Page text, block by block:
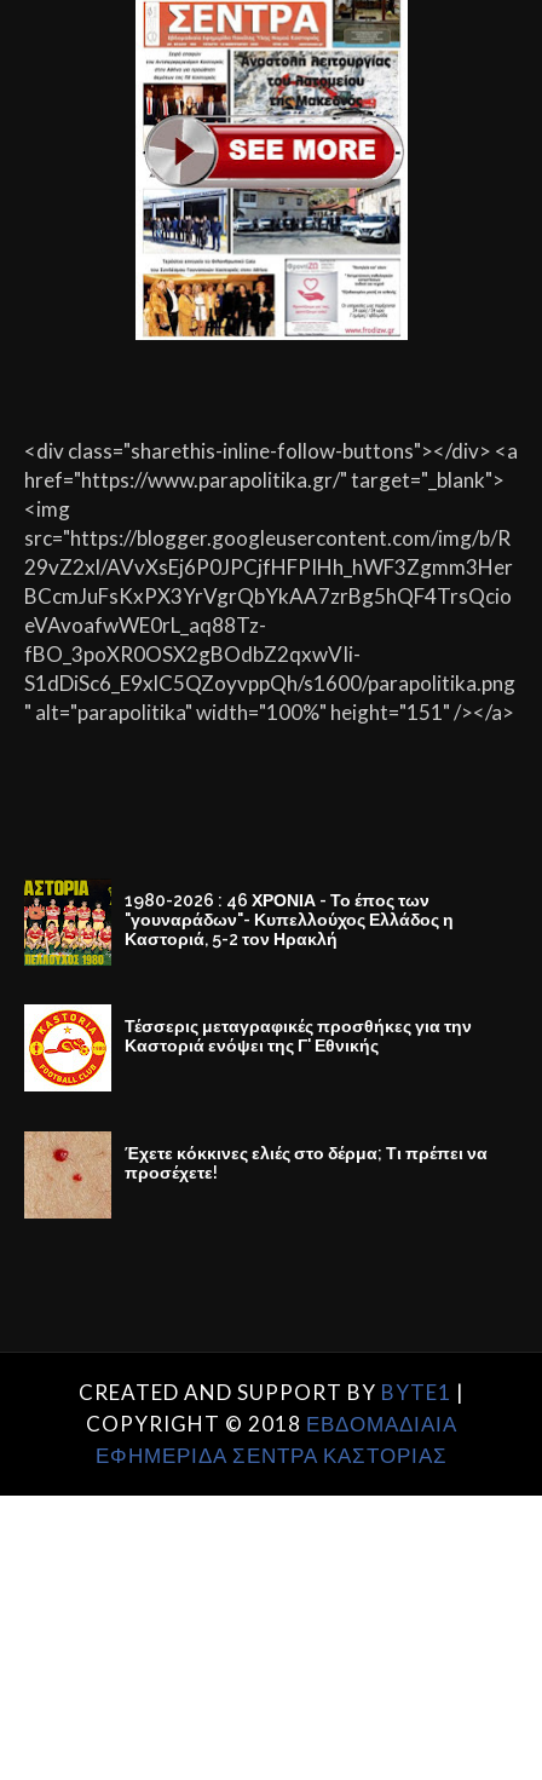
<div class="sharethis-inline-follow-buttons"></div> <a
href="https://www.parapolitika.gr/" target="_blank">
<img
src="https://blogger.googleusercontent.com/img/b/R
29vZ2xl/AVvXsEj6P0JPCjfHFPIHh_hWF3Zgmm3Her
BCcmJuFsKxPX3YrVgrQbYkAA7zrBg5hQF4TrsQcio
eVAvoafwWE0rL_aq88Tz-
fBO_3poXR0OSX2gBOdbZ2qxwVIi-
S1dDiSc6_E9xlC5QZoyvppQh/s1600/parapolitika.png
" alt="parapolitika" width="100%" height="151" /></a>
1980-2026 : 46 ΧΡΟΝΙΑ - Το έπος των
"γουναράδων"- Κυπελλούχος Ελλάδος η
Καστοριά, 5-2 τον Ηρακλή
Τέσσερις μεταγραφικές προσθήκες για την
Καστοριά ενόψει της Γ' Εθνικής
Έχετε κόκκινες ελιές στο δέρμα; Τι πρέπει να
προσέχετε!
CREATED AND SUPPORT BY BYTE1 |
COPYRIGHT © 2018 ΕΒΔΟΜΑΔΙΑΙΑ
ΕΦΗΜΕΡΙΔΑ ΣΕΝΤΡΑ ΚΑΣΤΟΡΙΑΣ